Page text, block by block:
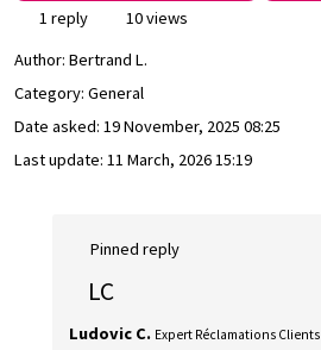
1 reply
10 views
Author: Bertrand L.
Category: General
Date asked: 19 November, 2025 08:25
Last update: 11 March, 2026 15:19
Pinned reply
LC
Ludovic C. Expert Réclamations Clients